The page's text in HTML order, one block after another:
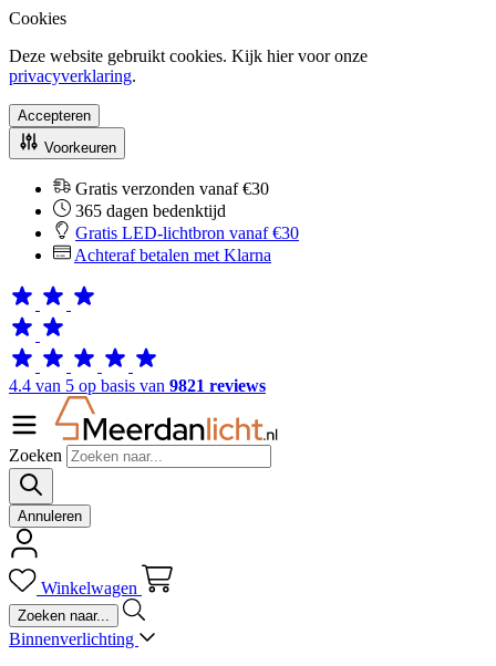
Cookies
Deze website gebruikt cookies. Kijk hier voor onze
privacyverklaring.
Accepteren
Voorkeuren
Gratis verzonden vanaf €30
365 dagen bedenktijd
Gratis LED-lichtbron vanaf €30
Achteraf betalen met Klarna
4.4 van 5 op basis van 9821 reviews
Zoeken
Annuleren
Winkelwagen
Binnenverlichting